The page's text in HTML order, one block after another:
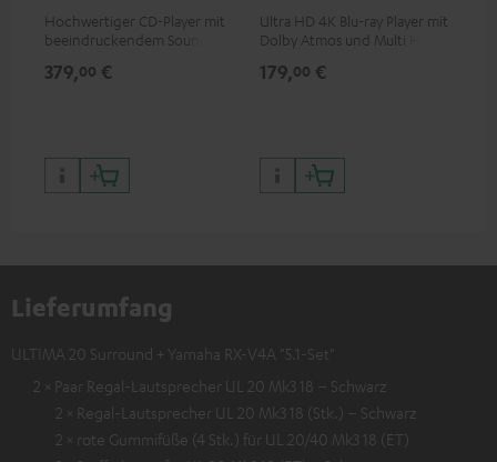
Hochwertiger CD-Player mit
beeindruckendem Sound und
379,00 €
Ultra HD 4K Blu-ray Player mit
Dolby Atmos und Multi HDR-
HDR10+ für eine überragende
179,00 €
Lieferumfang
ULTIMA 20 Surround + Yamaha RX-V4A "5.1-Set"
2 × Paar Regal-Lautsprecher UL 20 Mk3 18 – Schwarz
2 × Regal-Lautsprecher UL 20 Mk3 18 (Stk.) – Schwarz
2 × rote Gummifüße (4 Stk.) für UL 20/40 Mk3 18 (ET)